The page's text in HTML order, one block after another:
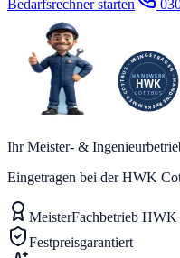
Bedarfsrechner starten
Ihr Meister- &
Eingetragen bei der HWK
MeisterFachbetrieb HWK
Festpreisgarantiert